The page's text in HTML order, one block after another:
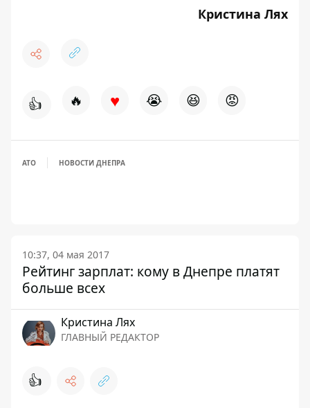
Кристина Лях
👍 🔥 ♥ 😭 😆 😡
АТО НОВОСТИ ДНЕПРА
10:37, 04 мая 2017
Рейтинг зарплат: кому в Днепре платят
больше всех
Кристина Лях
ГЛАВНЫЙ РЕДАКТОР
👍